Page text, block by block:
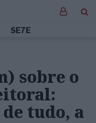
SE7E
sobre o
tudo, a